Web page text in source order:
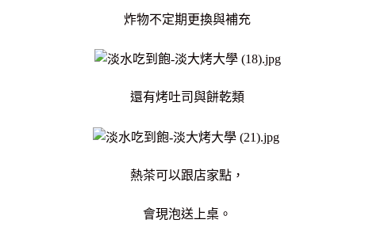
炸物不定期更換與補充
還有烤吐司與餅乾類
熱茶可以跟店家點，
會現泡送上桌。